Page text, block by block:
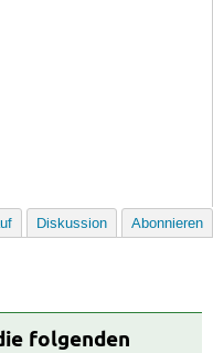
Diskussion Abonnieren
folgenden